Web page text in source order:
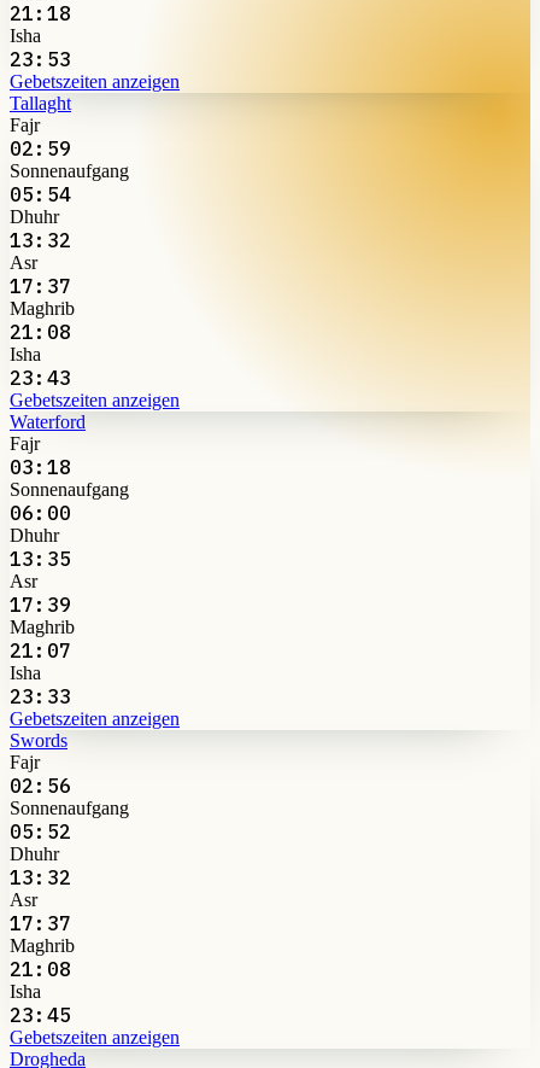
21:18
Isha
23:53
Gebetszeiten anzeigen
Tallaght
Fajr
02:59
Sonnenaufgang
05:54
Dhuhr
13:32
Asr
17:37
Maghrib
21:08
Isha
23:43
Gebetszeiten anzeigen
Waterford
Fajr
03:18
Sonnenaufgang
06:00
Dhuhr
13:35
Asr
17:39
Maghrib
21:07
Isha
23:33
Gebetszeiten anzeigen
Swords
Fajr
02:56
Sonnenaufgang
05:52
Dhuhr
13:32
Asr
17:37
Maghrib
21:08
Isha
23:45
Gebetszeiten anzeigen
Drogheda